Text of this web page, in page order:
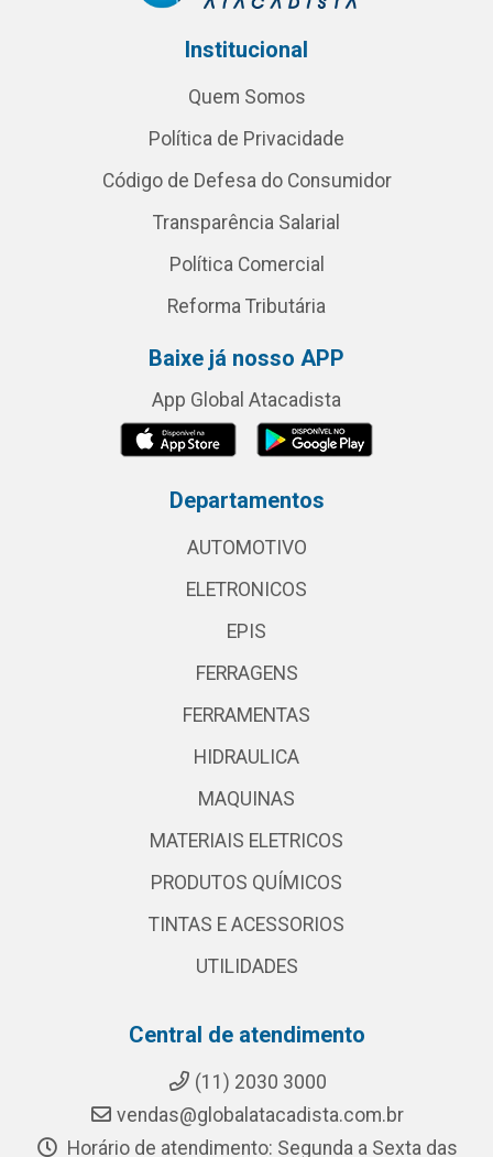
Institucional
Quem Somos
Política de Privacidade
Código de Defesa do Consumidor
Transparência Salarial
Política Comercial
Reforma Tributária
Baixe já nosso APP
App Global Atacadista
Departamentos
AUTOMOTIVO
ELETRONICOS
EPIS
FERRAGENS
FERRAMENTAS
HIDRAULICA
MAQUINAS
MATERIAIS ELETRICOS
PRODUTOS QUÍMICOS
TINTAS E ACESSORIOS
UTILIDADES
Central de atendimento
(11) 2030 3000
vendas@globalatacadista.com.br
Horário de atendimento: Segunda a Sexta das